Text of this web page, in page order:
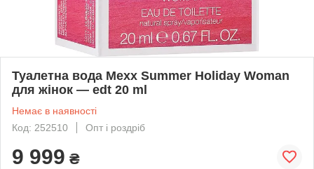
Туалетна вода Mexx Summer Holiday Woman
для жінок — edt 20 ml
Немає в наявності
Код: 252510
Опт і роздріб
9 999 ₴